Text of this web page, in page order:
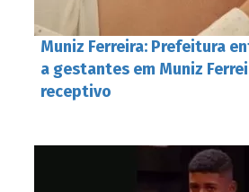
Muniz Ferreira: Prefeitura
a gestantes em Muniz
receptivo